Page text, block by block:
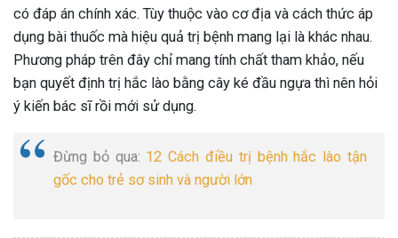
có đáp án chính xác. Tùy thuộc vào cơ địa và cách thức áp
dụng bài thuốc mà hiệu quả trị bệnh mang lại là khác nhau.
Phương pháp trên đây chỉ mang tính chất tham khảo, nếu
bạn quyết định trị hắc lào bằng cây ké đầu ngựa thì nên hỏi
ý kiến bác sĩ rồi mới sử dụng.
Đừng bỏ qua: 12 Cách điều trị bệnh hắc lào tận
gốc cho trẻ sơ sinh và người lớn